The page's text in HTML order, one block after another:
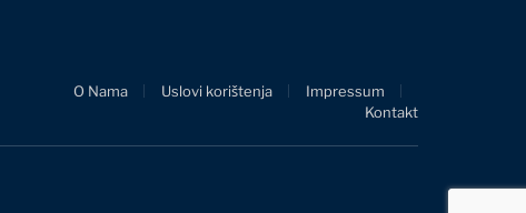
O Nama Uslovi korištenja
Impressum
Kontakt